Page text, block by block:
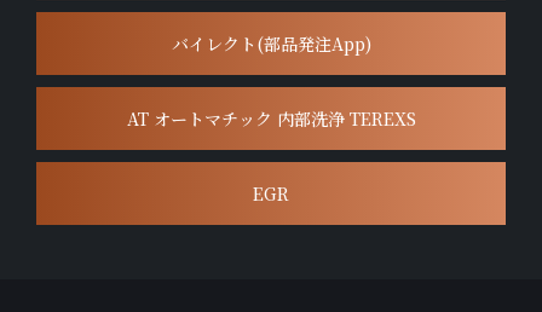
バイレクト(部品発注App)
AT オートマチック 内部洗浄 TEREXS
EGR